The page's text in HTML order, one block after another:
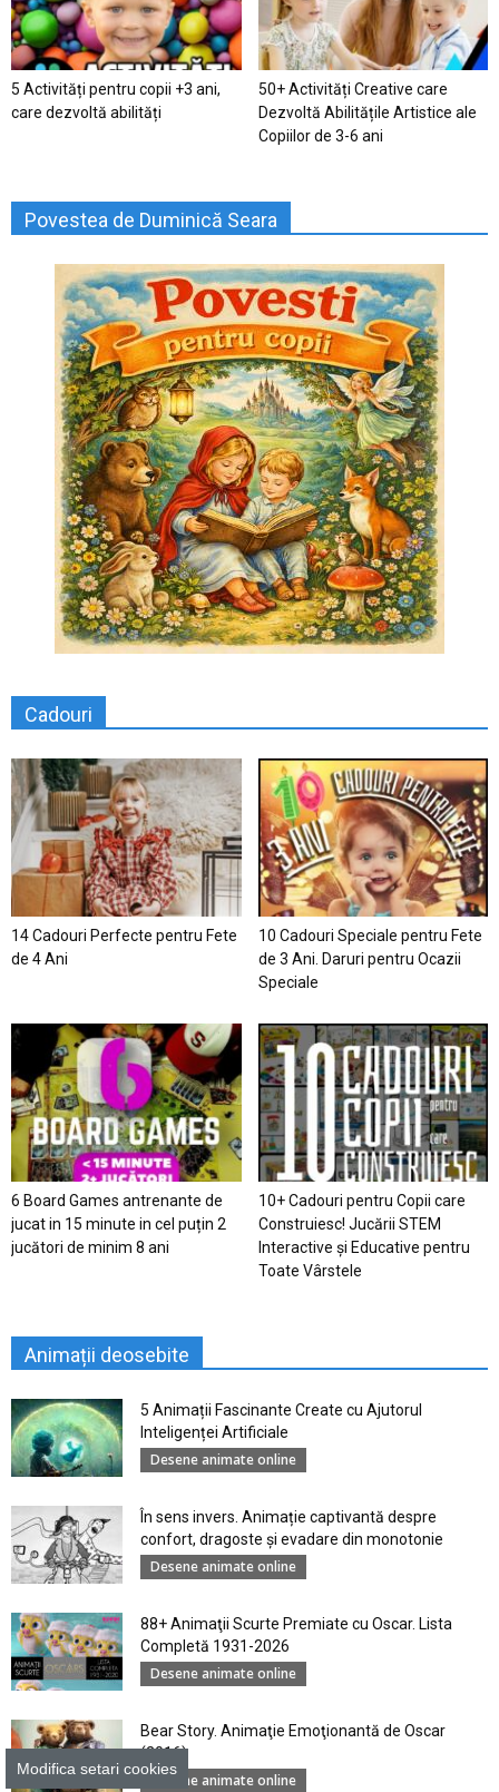
5 Activități pentru copii +3 ani,
care dezvoltă abilități
50+ Activități Creative care
Dezvoltă Abilitățile Artistice ale
Copiilor de 3-6 ani
Povestea de Duminică Seara
Cadouri
14 Cadouri Perfecte pentru Fete
de 4 Ani
10 Cadouri Speciale pentru Fete
de 3 Ani. Daruri pentru Ocazii
Speciale
6 Board Games antrenante de
jucat in 15 minute in cel puțin 2
jucători de minim 8 ani
10+ Cadouri pentru Copii care
Construiesc! Jucării STEM
Interactive și Educative pentru
Toate Vârstele
Animații deosebite
5 Animații Fascinante Create cu Ajutorul
Inteligenței Artificiale
Desene animate online
În sens invers. Animație captivantă despre
confort, dragoste și evadare din monotonie
Desene animate online
88+ Animaţii Scurte Premiate cu Oscar. Lista
Completă 1931-2026
Desene animate online
Bear Story. Animaţie Emoţionantă de Oscar
(2016)
Desene animate online
Modifica setari cookies